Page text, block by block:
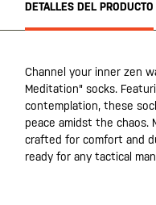
DETALLES DEL PRODUCTO
Channel your inner zen
Meditation" socks.
contemplation, these
peace amidst the chaos.
crafted for comfort and
ready for any tactical